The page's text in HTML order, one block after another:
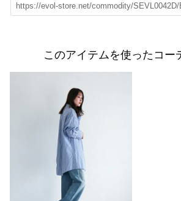
このアイテムを使ったコー